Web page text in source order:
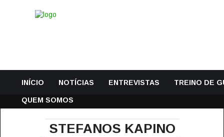
INÍCIO NOTÍCIAS ENTREVISTAS TREINO DE
QUEM SOMOS
STEFANOS KAPINO